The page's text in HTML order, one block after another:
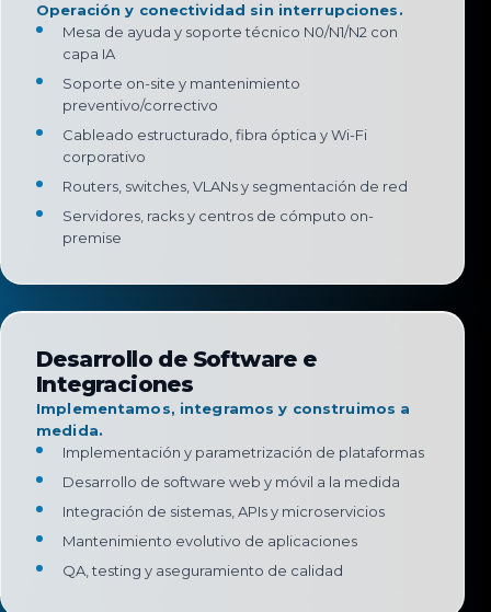
Operación y conectividad sin interrupciones.
Mesa de ayuda y soporte técnico N0/N1/N2 con
capa IA
Soporte on-site y mantenimiento
preventivo/correctivo
Cableado estructurado, fibra óptica y Wi-Fi
corporativo
Routers, switches, VLANs y segmentación de red
Servidores, racks y centros de cómputo on-
premise
Desarrollo de Software e
Integraciones
Implementamos, integramos y construimos a
medida.
Implementación y parametrización de plataformas
Desarrollo de software web y móvil a la medida
Integración de sistemas, APIs y microservicios
Mantenimiento evolutivo de aplicaciones
QA, testing y aseguramiento de calidad